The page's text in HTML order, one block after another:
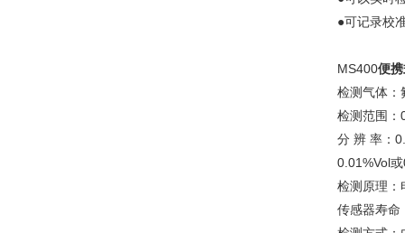
●可记录校
MS400便
检测气体：
检测范围：
分 辨 率：
0.01%Vol
检测原理：
传感器寿命